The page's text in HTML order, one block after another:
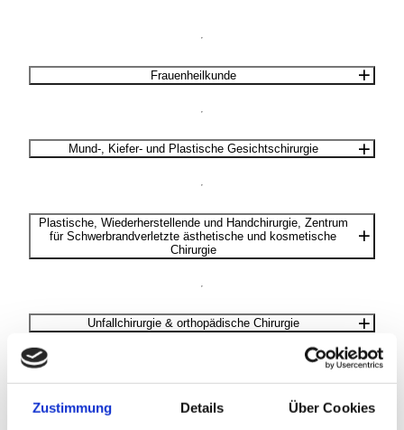
Zustimmung Details Über Cookies
Frauenheilkunde
Mund-, Kiefer- und Plastische Gesichtschirurgie
Plastische, Wiederherstellende und Handchirurgie, Zentrum
für Schwerbrandverletzte ästhetische und kosmetische
Chirurgie
Unfallchirurgie & orthopädische Chirurgie